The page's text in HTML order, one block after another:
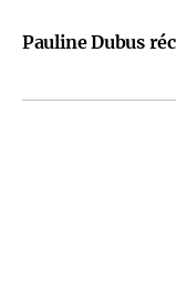
Pauline Dubus